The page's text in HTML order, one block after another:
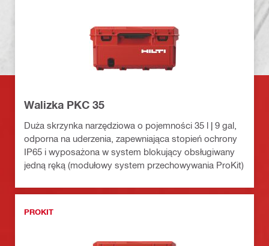
Walizka PKC 35
Duża skrzynka narzędziowa o pojemności 35 l | 9 gal,
odporna na uderzenia, zapewniająca stopień ochrony
IP65 i wyposażona w system blokujący obsługiwany
jedną ręką (modułowy system przechowywania ProKit)
PROKIT